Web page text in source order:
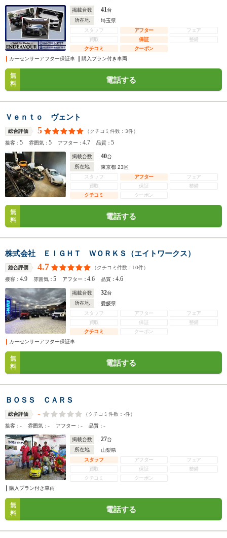
掲載台数 41台
所在地
埼玉県
スタッフ
アフター
フェア
買取
保証
整備
クチコミ
クーポン
カーセンサーアフター保証車
購入プラン付き車両
無
料
電話する
Ｖｅｎｔｏ ヴェント
総合評価 5 （クチコミ件数： 3件）
接客：5 雰囲気：5 アフター：4.7 品質：5
掲載台数 40台
所在地
東京都 23区
スタッフ
アフター
フェア
買取
保証
整備
クチコミ
クーポン
無
料
電話する
株式会社 ＥＩＧＨＴ ＷＯＲＫＳ（エイトワークス）
総合評価 4.7 （クチコミ件数： 10件）
接客：4.9 雰囲気：5 アフター：4.6 品質：4.6
掲載台数 32台
所在地
愛媛県
スタッフ
アフター
フェア
買取
保証
整備
クチコミ
クーポン
カーセンサーアフター保証車
無
料
電話する
ＢＯＳＳ ＣＡＲＳ
総合評価 - （クチコミ件数： -件）
接客：- 雰囲気：- アフター：- 品質：-
掲載台数 27台
所在地
山梨県
スタッフ
アフター
フェア
買取
保証
整備
クチコミ
クーポン
購入プラン付き車両
無
料
電話する